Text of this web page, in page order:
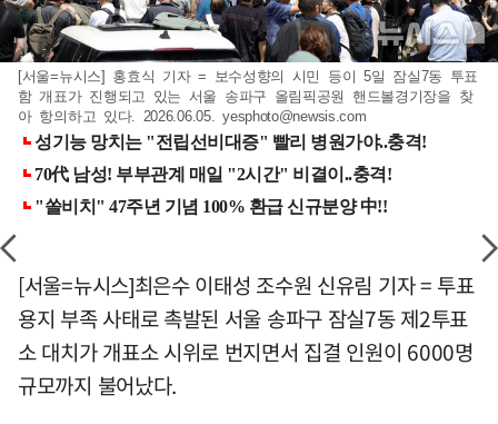
[서울=뉴시스] 홍효식 기자 = 보수성향의 시민 등이 5일 잠실7동 투표
함 개표가 진행되고 있는 서울 송파구 올림픽공원 핸드볼경기장을 찾
아 항의하고 있다. 2026.06.05.yesphoto@newsis.com
[서울=뉴시스]최은수 이태성 조수원 신유림 기자 = 투표
용지 부족 사태로 촉발된 서울 송파구 잠실7동 제2투표
소 대치가 개표소 시위로 번지면서 집결 인원이 6000명
규모까지 불어났다.